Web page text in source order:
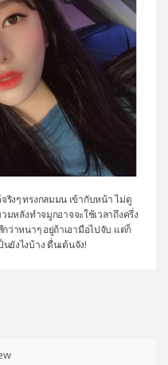
งๆ ทรงกลมมน เข้ากับหน้า ไม่ดู
มหลังทำจมูกอาจจะใช้เวลาถึงครึ่ง
ว่าหนาๆ อยู่ถ้าเอามือไปจับ แต่ก็
ยังไงบ้าง ตื่นเต้นจัง!